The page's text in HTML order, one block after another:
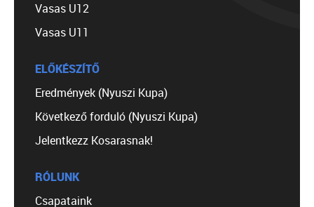
Vasas U12
Vasas U11
ELŐKÉSZÍTŐ
Eredmények (Nyuszi Kupa)
Következő forduló (Nyuszi Kupa)
Jelentkezz Kosarasnak!
RÓLUNK
Csapataink